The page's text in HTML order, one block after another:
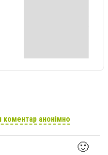
коментар анонімно
🙂